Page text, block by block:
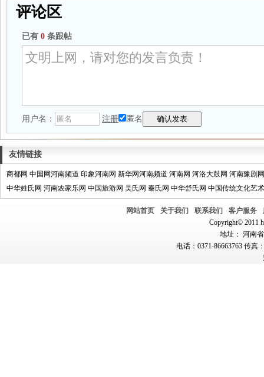
评论区
已有 0 条跟帖
用户名： 注册 匿名
友情链接
商都网 中国网河南频道 印象河南网 新华网河南频道 河南网 河洛大鼓网 河南豫剧网
中华姓氏网 河南农家乐网 中国旅游网 吴氏网 秦氏网 中华舒氏网 中国传统文化艺
网站首页 关于我们 联系我们 客户服务
Copyright© 2011
地址： 河南
电话：0371-86663763 传真